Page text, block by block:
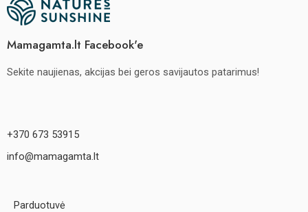
Mamagamta.lt Facebook'e
Sekite naujienas, akcijas bei geros savijautos patarimus!
+370 673 53915
info@mamagamta.lt
Parduotuvė